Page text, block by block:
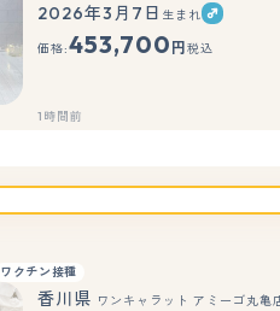
2026年3月7日 生まれ
価格:453,700 円 税込
1時間前
ワクチン接種
香川県 ワンキャラット アミーゴ丸亀